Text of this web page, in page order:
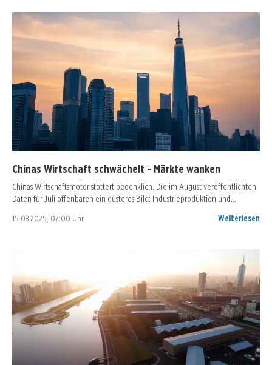
Chinas Wirtschaft schwächelt - Märkte wanken
Chinas Wirtschaftsmotor stottert bedenklich. Die im August veröffentlichten
Daten für Juli offenbaren ein düsteres Bild: Industrieproduktion und…
15.08.2025, 07:00 Uhr Weiterlesen